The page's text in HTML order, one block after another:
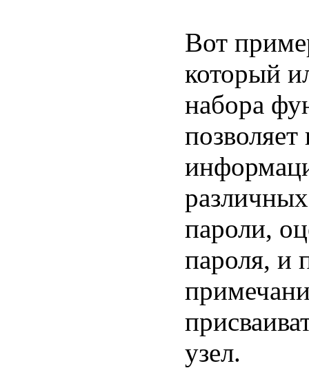
Вот
который
набора
позволяет
пароли,
пароля, и
узел.